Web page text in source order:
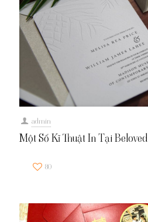
admin
Một Số Kĩ Thuật In Tại Beloved
80